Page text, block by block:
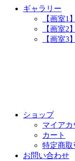
ギャラリー
【画室1
【画室2
【画室3
ショップ
マイアカ
カート
特定商取
お問い合わせ